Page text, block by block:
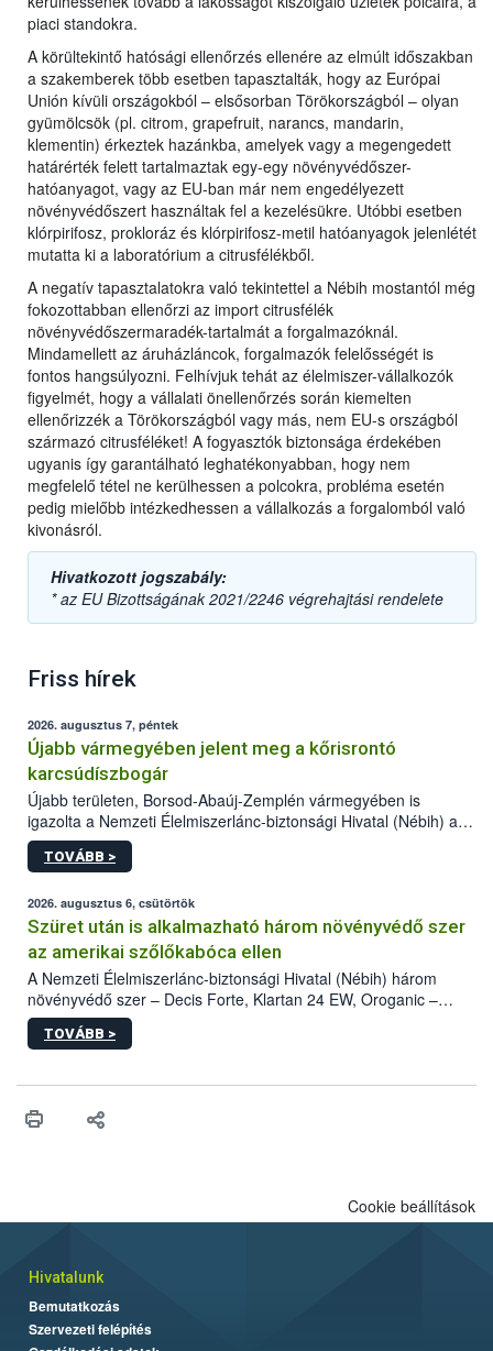
piaci standokra.
A körültekintő hatósági ellenőrzés ellenére az elmúlt időszakban
a szakemberek több esetben tapasztalták, hogy az Európai
Unión kívüli országokból – elsősorban Törökországból – olyan
gyümölcsök (pl. citrom, grapefruit, narancs, mandarin,
klementin) érkeztek hazánkba, amelyek vagy a megengedett
határérték felett tartalmaztak egy-egy növényvédőszer-
hatóanyagot, vagy az EU-ban már nem engedélyezett
növényvédőszert használtak fel a kezelésükre. Utóbbi esetben
klórpirifosz, prokloráz és klórpirifosz-metil hatóanyagok jelenlétét
mutatta ki a laboratórium a citrusfélékből.
A negatív tapasztalatokra való tekintettel a Nébih mostantól még
fokozottabban ellenőrzi az import citrusfélék
növényvédőszermaradék-tartalmát a forgalmazóknál.
Mindamellett az áruházláncok, forgalmazók felelősségét is
fontos hangsúlyozni. Felhívjuk tehát az élelmiszer-vállalkozók
figyelmét, hogy a vállalati önellenőrzés során kiemelten
ellenőrizzék a Törökországból vagy más, nem EU-s országból
származó citrusféléket! A fogyasztók biztonsága érdekében
ugyanis így garantálható leghatékonyabban, hogy nem
megfelelő tétel ne kerülhessen a polcokra, probléma esetén
pedig mielőbb intézkedhessen a vállalkozás a forgalomból való
kivonásról.
Hivatkozott jogszabály:
* az EU Bizottságának 2021/2246 végrehajtási rendelete
Friss hírek
2026. augusztus 7, péntek
Újabb vármegyében jelent meg a kőrisrontó
karcsúdíszbogár
Újabb területen, Borsod-Abaúj-Zemplén vármegyében is
igazolta a Nemzeti Élelmiszerlánc-biztonsági Hivatal (Nébih) a
kőrisrontó karcsúdíszbogár (Agrilus planipennis) jelenlétét. A
kártevőt nem csak színcsapdában találták meg, de már fertőzött
az intenzív felderítést, emellett az intézkedéseket a szlovák
hatósággal is összehangolják a terjedés megállítása érdekében.
TOVÁBB >
2026. augusztus 6, csütörtök
Szüret után is alkalmazható három növényvédő szer
az amerikai szőlőkabóca ellen
A Nemzeti Élelmiszerlánc-biztonsági Hivatal (Nébih) három
növényvédő szer – Decis Forte, Klartan 24 EW, Oroganic –
engedélyokiratát módosította, így azok a szüretet követően,
egészen a vesszőérettség (BBCH 91) stádiumáig
érésű szőlőkben is legyen lehetőség a károsító elleni további
felhasználók számára is elérhető és ökológiai termesztésben is
TOVÁBB >
Cookie beállítások
Hivatalunk
Bemutatkozás
Szervezeti felépítés